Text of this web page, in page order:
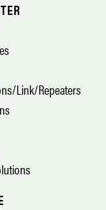
Link/Repeaters